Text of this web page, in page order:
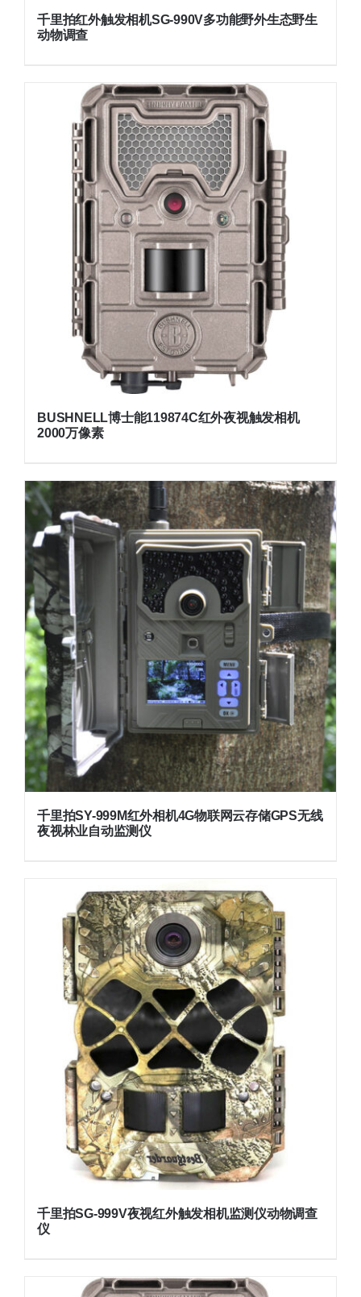
千里拍红外触发相机SG-990V多功能野外生态野生
动物调查
BUSHNELL博士能119874C红外夜视触发相机
2000万像素
千里拍SY-999M红外相机4G物联网云存储GPS无线
夜视林业自动监测仪
千里拍SG-999V夜视红外触发相机监测仪动物调查
仪